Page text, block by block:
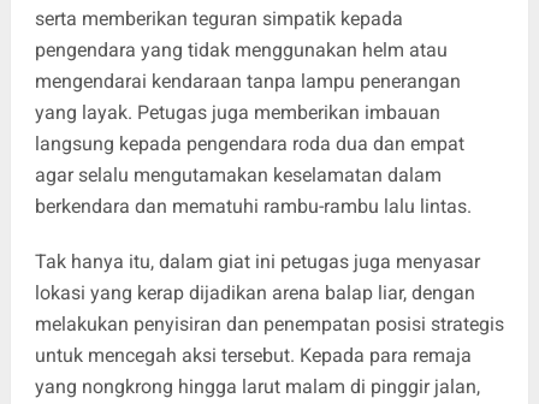
serta memberikan teguran simpatik kepada
pengendara yang tidak menggunakan helm atau
mengendarai kendaraan tanpa lampu penerangan
yang layak. Petugas juga memberikan imbauan
langsung kepada pengendara roda dua dan empat
agar selalu mengutamakan keselamatan dalam
berkendara dan mematuhi rambu-rambu lalu lintas.
Tak hanya itu, dalam giat ini petugas juga menyasar
lokasi yang kerap dijadikan arena balap liar, dengan
melakukan penyisiran dan penempatan posisi strategis
untuk mencegah aksi tersebut. Kepada para remaja
yang nongkrong hingga larut malam di pinggir jalan,